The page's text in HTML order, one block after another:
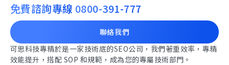
免費諮詢專線 0800-391-777
聯絡我們
可思科技專精於是一家技術底的SEO公司，我們著重效率，專精
效能提升，搭配 SOP 和規範，成為您的專屬技術部門。